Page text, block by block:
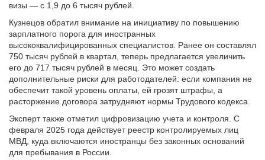
визы — с 1,9 до 6 тысяч рублей.
Кузнецов обратил внимание на инициативу по повышению
зарплатного порога для иностранных
высококвалифицированных специалистов. Ранее он составлял
750 тысяч рублей в квартал, теперь предлагается увеличить
его до 717 тысяч рублей в месяц. Это может создать
дополнительные риски для работодателей: если компания не
обеспечит такой уровень оплаты, ей грозят штрафы, а
расторжение договора затрудняют нормы Трудового кодекса.
Эксперт также отметил цифровизацию учета и контроля. С
февраля 2025 года действует реестр контролируемых лиц
МВД, куда включаются иностранцы без законных оснований
для пребывания в России.